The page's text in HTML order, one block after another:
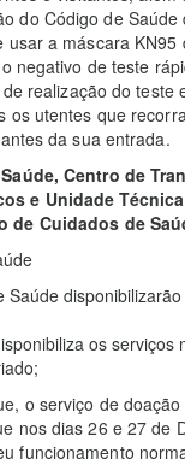
do Código de
a máscara
negativo de teste
realização do teste
os utentes que
antes da sua entrada.
Centro de
e Unidade
de Cuidados de
Saúde
os
o serviço de
nos dias 26 e 27 de
funcionamento